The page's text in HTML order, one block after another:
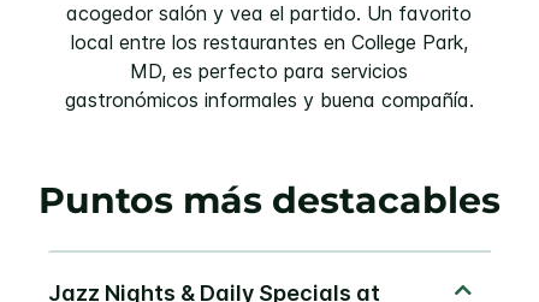
acogedor salón y vea el partido. Un favorito
local entre los restaurantes en College Park,
MD, es perfecto para servicios
gastronómicos informales y buena compañía.
Puntos más destacables